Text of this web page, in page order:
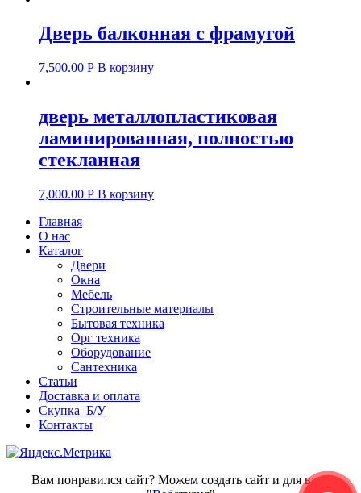
Дверь балконная с фрамугой
7,500.00 Р В корзину
дверь металлопластиковая
ламинированная, полностью
стекланная
7,000.00 Р В корзину
Главная
О нас
Каталог
Двери
Окна
Мебель
Строительные материалы
Бытовая техника
Орг техника
Оборудование
Сантехника
Статьи
Доставка и оплата
Скупка Б/У
Контакты
Вам понравился сайт? Можем создать сайт и для вас -